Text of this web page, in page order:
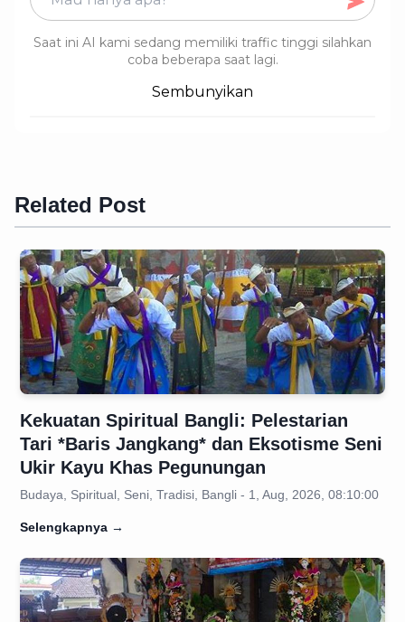
Saat ini AI kami sedang memiliki traffic tinggi silahkan
coba beberapa saat lagi.
Sembunyikan
Related Post
Kekuatan Spiritual Bangli: Pelestarian
Tari *Baris Jangkang* dan Eksotisme Seni
Ukir Kayu Khas Pegunungan
Budaya, Spiritual, Seni, Tradisi, Bangli - 1, Aug, 2026, 08:10:00
Selengkapnya →